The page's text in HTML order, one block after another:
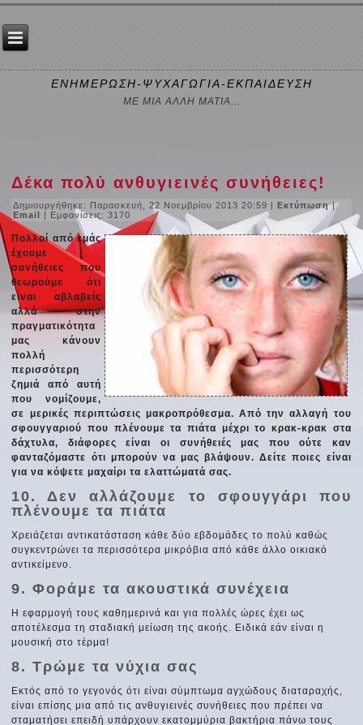
ΕΝΗΜΕΡΩΣΗ-ΨΥΧΑΓΩΓΙΑ-ΕΚΠΑΙΔΕΥΣΗ
ΜΕ ΜΙΑ ΑΛΛΗ ΜΑΤΙΑ...
Δέκα πολύ ανθυγιεινές συνήθειες!
Δημιουργήθηκε: Παρασκευή, 22 Νοεμβρίου 2013 20:59 |Εκτύπωση|
Email | Εμφανίσεις: 3170
Πολλοί από εμάς
έχουμε
συνήθειες που
θεωρούμε ότι
είναι αβλαβείς
αλλά στην
πραγματικότητα
μας κάνουν
πολλή
περισσότερη
ζημιά από αυτή
που νομίζουμε,
σε μερικές περιπτώσεις μακροπρόθεσμα. Από την αλλαγή του
σφουγγαριού που πλένουμε τα πιάτα μέχρι το κρακ-κρακ στα
δάχτυλα, διάφορες είναι οι συνήθειές μας που ούτε καν
φανταζόμαστε ότι μπορούν να μας βλάψουν. Δείτε ποιες είναι
για να κόψετε μαχαίρι τα ελαττώματά σας.
10. Δεν αλλάζουμε το σφουγγάρι που
πλένουμε τα πιάτα
Χρειάζεται αντικατάσταση κάθε δύο εβδομάδες το πολύ καθώς
συγκεντρώνει τα περισσότερα μικρόβια από κάθε άλλο οικιακό
αντικείμενο.
9. Φοράμε τα ακουστικά συνέχεια
Η εφαρμογή τους καθημερινά και για πολλές ώρες έχει ως
αποτέλεσμα τη σταδιακή μείωση της ακοής. Ειδικά εάν είναι η
μουσική στο τέρμα!
8. Τρώμε τα νύχια σας
Εκτός από το γεγονός ότι είναι σύμπτωμα αγχώδους διαταραχής,
είναι επίσης μια από τις ανθυγιεινές συνήθειες που πρέπει να
σταματήσει επειδή υπάρχουν εκατομμύρια βακτήρια πάνω τους